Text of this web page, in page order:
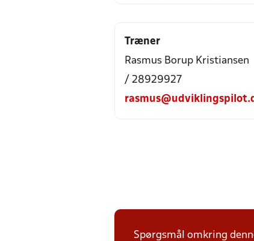
Træner
Rasmus Borup Kristiansen
/ 28929927
Spørgsmål omkring